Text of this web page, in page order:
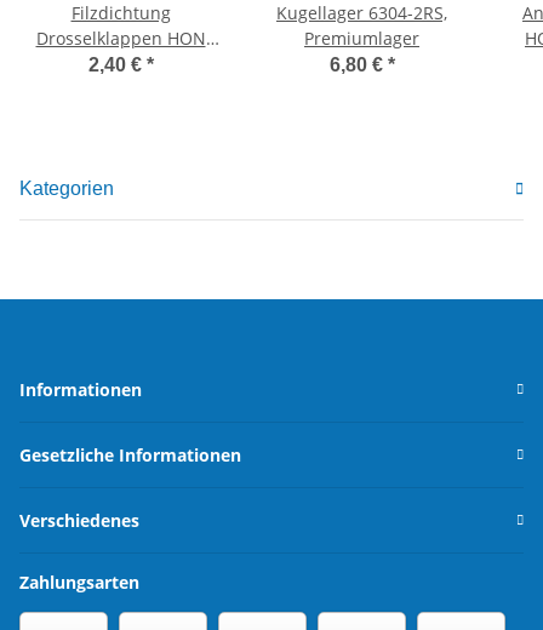
Filzdichtung
Drosselklappen HON
CB350-550Four
2,40 € *
Kugellager 6304-2RS,
Premiumlager
6,80 € *
Kategorien
Informationen
Gesetzliche Informationen
Verschiedenes
Zahlungsarten